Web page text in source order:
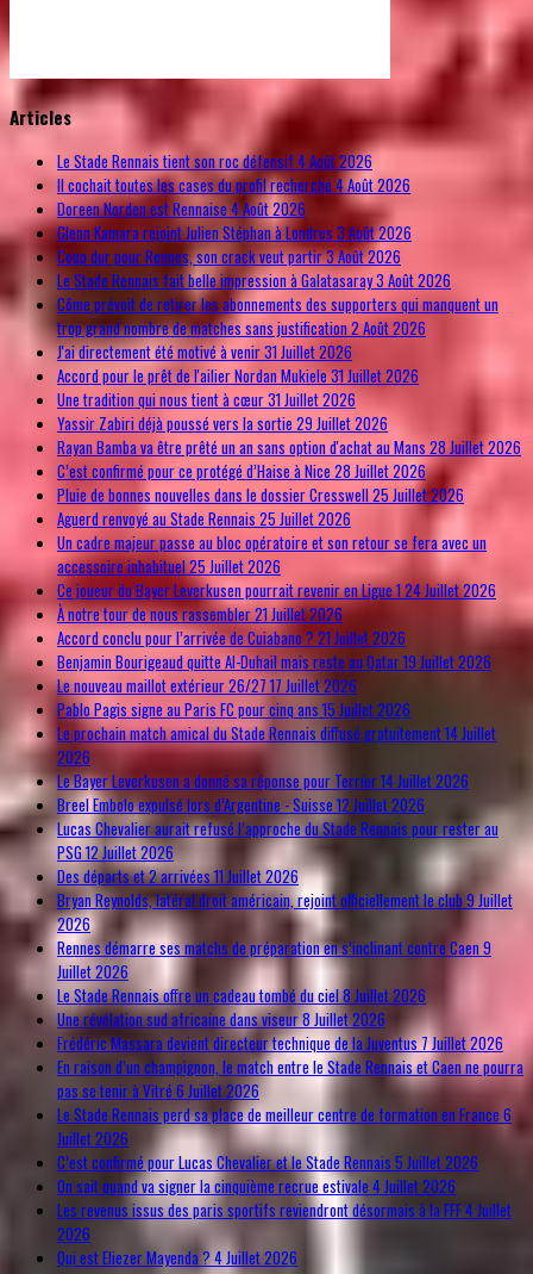
© FreeJoomla! 3 Modules
Articles
Le Stade Rennais tient son roc défensif 4 Août 2026
Il cochait toutes les cases du profil recherché 4 Août 2026
Doreen Norden est Rennaise 4 Août 2026
Glenn Kamara rejoint Julien Stéphan à Londres 3 Août 2026
Coup dur pour Rennes, son crack veut partir3 Août 2026
Le Stade Rennais fait belle impression à Galatasaray3 Août 2026
Côme prévoit de retirer les abonnements des supporters qui manquent un
trop grand nombre de matches sans justification2 Août 2026
J'ai directement été motivé à venir31 Juillet 2026
Accord pour le prêt de l'ailier Nordan Mukiele31 Juillet 2026
Une tradition qui nous tient à cœur31 Juillet 2026
Yassir Zabiri déjà poussé vers la sortie 29 Juillet 2026
Rayan Bamba va être prêté un an sans option d'achat au Mans 28 Juillet 2026
C’est confirmé pour ce protégé d’Haise à Nice 28 Juillet 2026
Pluie de bonnes nouvelles dans le dossier Cresswell25 Juillet 2026
Aguerd renvoyé au Stade Rennais 25 Juillet 2026
Un cadre majeur passe au bloc opératoire et son retour se fera avec un
accessoire inhabituel25 Juillet 2026
Ce joueur du Bayer Leverkusen pourrait revenir en Ligue 124 Juillet 2026
À notre tour de nous rassembler21 Juillet 2026
Accord conclu pour l’arrivée de Cuiabano ? 21 Juillet 2026
Benjamin Bourigeaud quitte Al-Duhail mais reste au Qatar19 Juillet 2026
Le nouveau maillot extérieur 26/27 17 Juillet 2026
Pablo Pagis signe au Paris FC pour cinq ans 15 Juillet 2026
Le prochain match amical du Stade Rennais diffusé gratuitement14 Juillet
2026
Le Bayer Leverkusen a donné sa réponse pour Terrier14 Juillet 2026
Breel Embolo expulsé lors d’Argentine - Suisse 12 Juillet 2026
Lucas Chevalier aurait refusé l’approche du Stade Rennais pour rester au
PSG12 Juillet 2026
Des départs et 2 arrivées11 Juillet 2026
Bryan Reynolds, latéral droit américain, rejoint officiellement le club 9 Juillet
2026
Rennes démarre ses matchs de préparation en s’inclinant contre Caen 9
Juillet 2026
Le Stade Rennais offre un cadeau tombé du ciel8 Juillet 2026
Une révélation sud africaine dans viseur8 Juillet 2026
Frédéric Massara devient directeur technique de la Juventus7 Juillet 2026
En raison d’un champignon, le match entre le Stade Rennais et Caen ne pourra
pas se tenir à Vitré 6 Juillet 2026
Le Stade Rennais perd sa place de meilleur centre de formation en France 6
Juillet 2026
C’est confirmé pour Lucas Chevalier et le Stade Rennais 5 Juillet 2026
On sait quand va signer la cinquième recrue estivale 4 Juillet 2026
Les revenus issus des paris sportifs reviendront désormais à la FFF4 Juillet
2026
Qui est Eliezer Mayenda ? 4 Juillet 2026